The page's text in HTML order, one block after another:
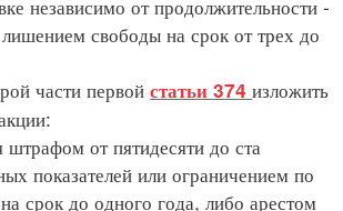
независимо от продолжительности -
свободы на срок от трех до
части первой статьи 374 изложить
от пятидесяти до ста
показателей или ограничением по
срок до одного года, либо арестом